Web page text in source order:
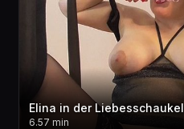
Elina in der Liebesschaukel
6.57 min